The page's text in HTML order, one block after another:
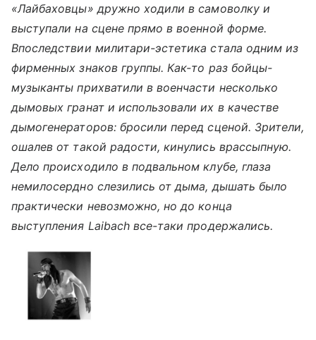
«Лайбаховцы» дружно ходили в самоволку и
выступали на сцене прямо в военной форме.
Впоследствии милитари-эстетика стала одним из
фирменных знаков группы. Как-то раз бойцы-
музыканты прихватили в военчасти несколько
дымовых гранат и использовали их в качестве
дымогенераторов: бросили перед сценой. Зрители,
ошалев от такой радости, кинулись врассыпную.
Дело происходило в подвальном клубе, глаза
немилосердно слезились от дыма, дышать было
практически невозможно, но до конца
выступления Laibach все-таки продержались.